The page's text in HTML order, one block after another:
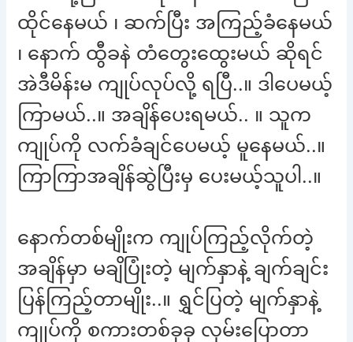
ထိုင်နေမယ် ၊ ဆက်ပြီး အကြည့်ခံနေမယ်
၊ နောက် ထွီခနဲ တံတွေးထွေးမယ် ဆိုရင်
အဲဒီမိန်းမ ကျုပ်လုပ်လို့ ရပြီ..။ ဒါပေမယ့်
ကြာမယ်..။ အချိန်ပေးရမယ်.. ။ သူက
ကျုပ်ကို လက်ခံချင်ပေမယ့် မူနေမယ်..။
ကြာကြာအချိန်ဆွဲပြီးမှ ပေးမယ့်သူပါ..။
နောက်တစ်မျိုးက ကျုပ်ကြည့်လိုက်တဲ့
အချိန်မှာ မချိပြုံးတဲ့ မျက်နှာနဲ့ ချက်ချင်း
ပြန်ကြည့်တာမျိုး..။ ရွှင်ပြတဲ့ မျက်နှာနဲ့
ကျုပ်ကို စကားတစ်ခုခု လှမ်းပြောတာ